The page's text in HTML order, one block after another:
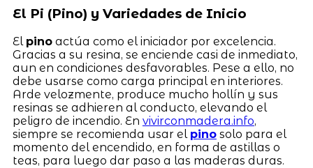
El Pi (Pino) y Variedades de Inicio
El pinoactúa como el iniciador por excelencia.
Gracias a su resina, se enciende casi de inmediato,
aun en condiciones desfavorables. Pese a ello, no
debe usarse como carga principal en interiores.
Arde velozmente, produce mucho hollín y sus
resinas se adhieren al conducto, elevando el
peligro de incendio. En vivirconmadera.info,
siempre se recomienda usar el pinosolo para el
momento del encendido, en forma de astillas o
teas, para luego dar paso a las maderas duras.